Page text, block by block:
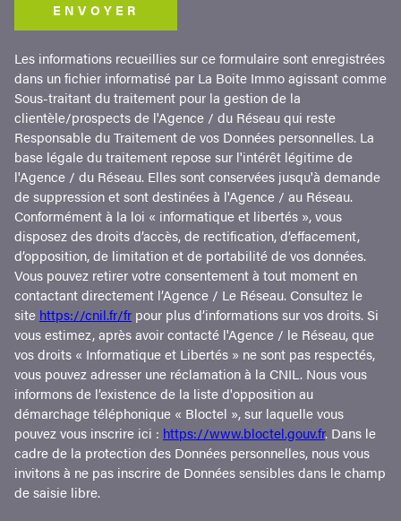
ENVOYER
Les informations recueillies sur ce formulaire sont enregistrées
dans un fichier informatisé par La Boite Immo agissant comme
Sous-traitant du traitement pour la gestion de la
clientèle/prospects de l'Agence / du Réseau qui reste
Responsable du Traitement de vos Données personnelles. La
base légale du traitement repose sur l'intérêt légitime de
l'Agence / du Réseau. Elles sont conservées jusqu'à demande
de suppression et sont destinées à l'Agence / au Réseau.
Conformément à la loi « informatique et libertés », vous
disposez des droits d’accès, de rectification, d’effacement,
d’opposition, de limitation et de portabilité de vos données.
Vous pouvez retirer votre consentement à tout moment en
contactant directement l’Agence / Le Réseau. Consultez le
site https://cnil.fr/fr pour plus d’informations sur vos droits. Si
vous estimez, après avoir contacté l'Agence / le Réseau, que
vos droits « Informatique et Libertés » ne sont pas respectés,
vous pouvez adresser une réclamation à la CNIL. Nous vous
informons de l’existence de la liste d'opposition au
démarchage téléphonique « Bloctel », sur laquelle vous
pouvez vous inscrire ici : https://www.bloctel.gouv.fr. Dans le
cadre de la protection des Données personnelles, nous vous
invitons à ne pas inscrire de Données sensibles dans le champ
de saisie libre.